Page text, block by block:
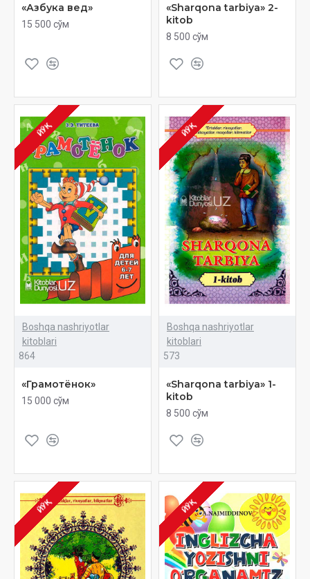
«Азбука вед»
15 500 сўм
«Sharqona tarbiya» 2-
kitob
8 500 сўм
ЙЎҚ
Boshqa nashriyotlar
kitoblari
864
«Грамотёнок»
15 000 сўм
ЙЎҚ
Boshqa nashriyotlar
kitoblari
573
«Sharqona tarbiya» 1-
kitob
8 500 сўм
ЙЎҚ ЙЎҚ